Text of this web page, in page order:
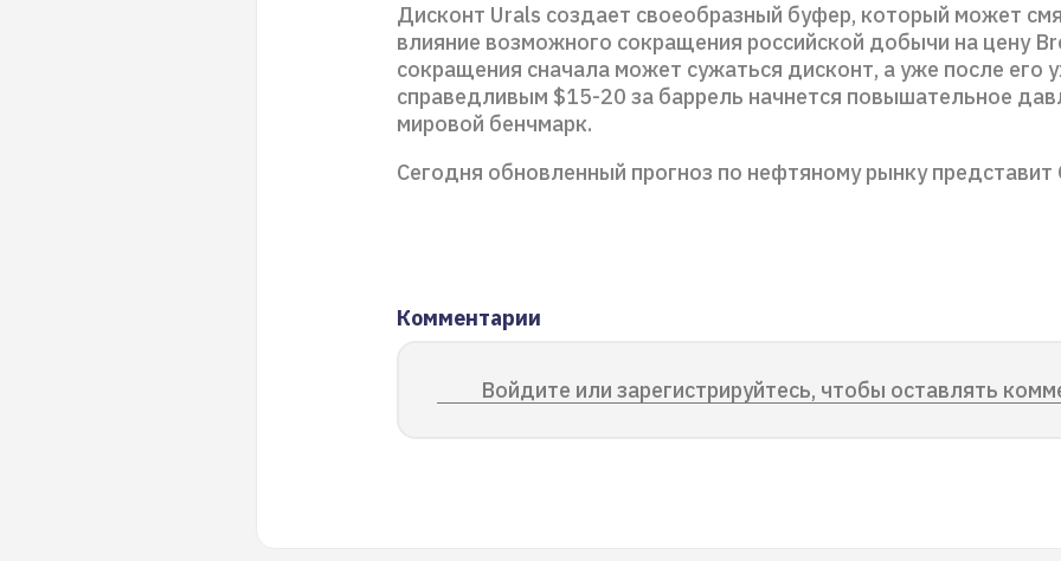
Дисконт Urals создает своеобразный буфер, который может
влияние возможного сокращения российской добычи на цену
сокращения сначала может сужаться дисконт, а уже после его
справедливым $15-20 за баррель начнется повышательное
мировой бенчмарк.
Сегодня обновленный прогноз по нефтяному рынку
Комментарии
Войдите или зарегистрируйтесь, чтобы оставлять